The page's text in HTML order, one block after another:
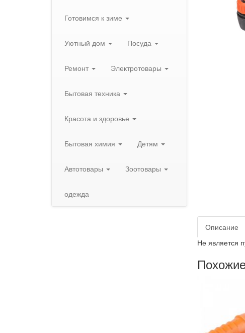
Готовимся к зиме
Уютный дом Посуда
Ремонт Электротовары
Бытовая техника
Красота и здоровье
Бытовая химия Детям
Автотовары Зоотовары
одежда
Описание
Не является